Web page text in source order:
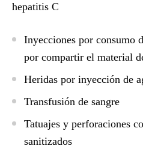
hepatitis C
Inyecciones por consumo
por compartir el material
Heridas por inyección de
Transfusión de sangre
Tatuajes y perforaciones
sanitizados